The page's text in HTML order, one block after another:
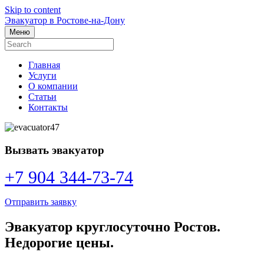
Skip to content
Эвакуатор в Ростове-на-Дону
Меню
Главная
Услуги
О компании
Статьи
Контакты
Вызвать эвакуатор
+7 904 344-73-74
Отправить заявку
Эвакуатор круглосуточно Ростов.
Недорогие цены.